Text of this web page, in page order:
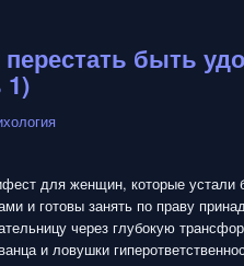
быть
1)
для женщин, которые устали
и готовы занять по праву
через глубокую
и ловушки